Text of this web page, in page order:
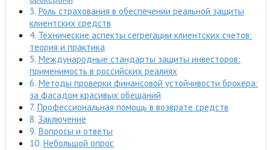
Роль страхования в обеспечении реальной защиты
клиентских средств
Технические аспекты сегрегации клиентских счетов:
теория и практика
Международные стандарты защиты инвесторов:
применимость в российских реалиях
Методы проверки финансовой устойчивости брокера:
за фасадом красивых обещаний
Профессиональная помощь в возврате средств
Заключение
Вопросы и ответы
Небольшой опрос